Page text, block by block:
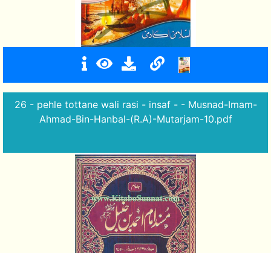
26 - pehle tottane wali rasi - insaf - - Musnad-Imam-
Ahmad-Bin-Hanbal-(R.A)-Mutarjam-10.pdf